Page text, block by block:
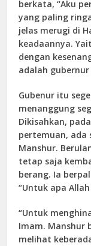
berkata, “Aku
yang paling
jelas merugi di
keadaannya.
dengan
adalah
Gubenur itu
menanggung
Dikisahkan,
pertemuan, ada
Manshur.
tetap saja
berang. Ia
“Untuk apa
“Untuk
Imam. Manshur
melihat